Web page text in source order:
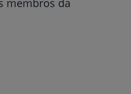
membros da